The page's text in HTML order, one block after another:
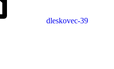
dleskovec-39